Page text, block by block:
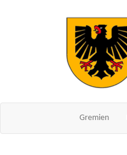
Gremien